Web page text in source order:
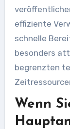
effiziente
schnelle
besonders
begrenzten
Wenn